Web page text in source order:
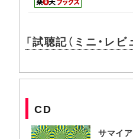
「試聴記（ミニ・レ
CD
サマイ